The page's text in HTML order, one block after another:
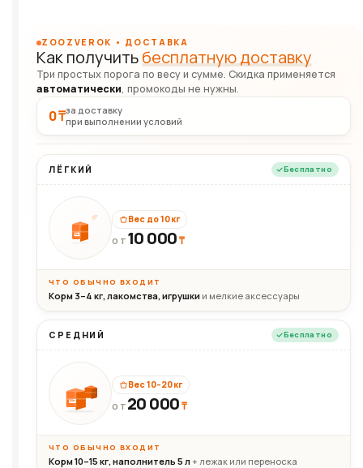
ZOOZVEROK • ДОСТАВКА
Как получитьбесплатную доставку
Три простых порога по весу и сумме. Скидка применяется
автоматически, промокоды не нужны.
0 ₸за доставку
при выполнении условий
ЛЁГКИЙ Бесплатно
10кг
Вес до 10 кг
ОТ 10 000₸
ЧТО ОБЫЧНО ВХОДИТ
Корм 3–4 кг, лакомства, игрушки и мелкие аксессуары
СРЕДНИЙ Бесплатно
20кг
Вес 10–20 кг
ОТ 20 000₸
ЧТО ОБЫЧНО ВХОДИТ
Корм 10–15 кг, наполнитель 5 л+ лежак или переноска